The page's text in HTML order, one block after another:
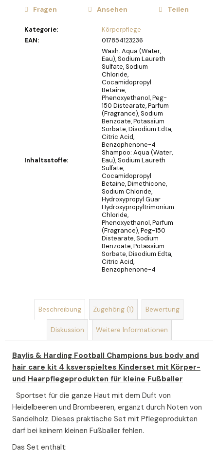
Kategorie:
Körperpflege
EAN: 017854123236
Inhaltsstoffe:
Wash: Aqua (Water,
Eau), Sodium Laureth
Sulfate, Sodium
Chloride,
Cocamidopropyl
Betaine,
Phenoxyethanol, Peg-
150 Distearate, Parfum
(Fragrance), Sodium
Benzoate, Potassium
Sorbate, Disodium Edta,
Citric Acid,
Benzophenone-4
Shampoo: Aqua (Water,
Eau), Sodium Laureth
Sulfate,
Cocamidopropyl
Betaine, Dimethicone,
Sodium Chloride,
Hydroxypropyl Guar
Hydroxypropyltrimonium
Chloride,
Phenoxyethanol, Parfum
(Fragrance), Peg-150
Distearate, Sodium
Benzoate, Potassium
Sorbate, Disodium Edta,
Citric Acid,
Benzophenone-4
Fragen Ansehen Teilen
Beschreibung Zugehörig (1) Bewertung
Diskussion Weitere Informationen
Baylis & Harding Football Champions bus body and
hair care kit 4 ksverspieltes Kinderset mit Körper-
und Haarpflegeprodukten für kleine Fußballer
Sportset für die ganze Haut mit dem Duft von
Heidelbeeren und Brombeeren, ergänzt durch Noten von
Sandelholz. Dieses praktische Set mit Pflegeprodukten
darf bei keinem kleinen Fußballer fehlen.
Das Set enthält:
OLIVIA
GARDEN
BRUSH
ICED